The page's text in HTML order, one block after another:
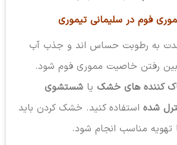
فوم در سلیمانی تیموری
به رطوبت حساس اند و جذب آب
بین رفتن خاصیت مموری فوم شود.
کننده های خشکیا شستشوی
شدهاستفاده کنید. خشک کردن باید
مناسب انجام شود.